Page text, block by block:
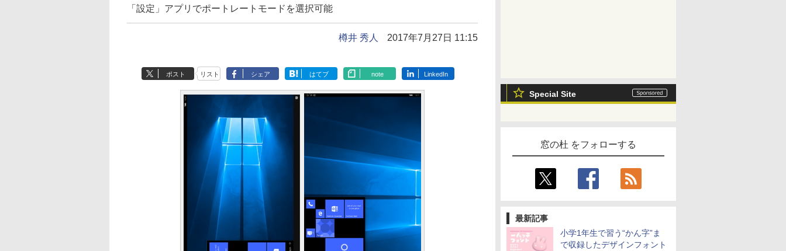
Special Site
窓の杜 をフォローする
最新記事
小学1年生で習う“かん字”ま
で収録したデザインフォント
「設定」アプリでポートレートモードを選択可能
樽井 秀人 2017年7月27日 11:15
ポスト リスト シェア はてブ note LinkedIn